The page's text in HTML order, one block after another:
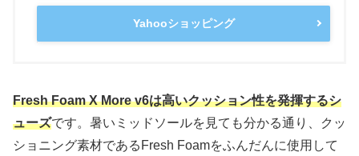
Yahooショッピング
Fresh Foam X More v6は高いクッション性を発揮するシ
ューズです。暑いミッドソールを見ても分かる通り、クッ
ショニング素材であるFresh Foamをふんだんに使用して